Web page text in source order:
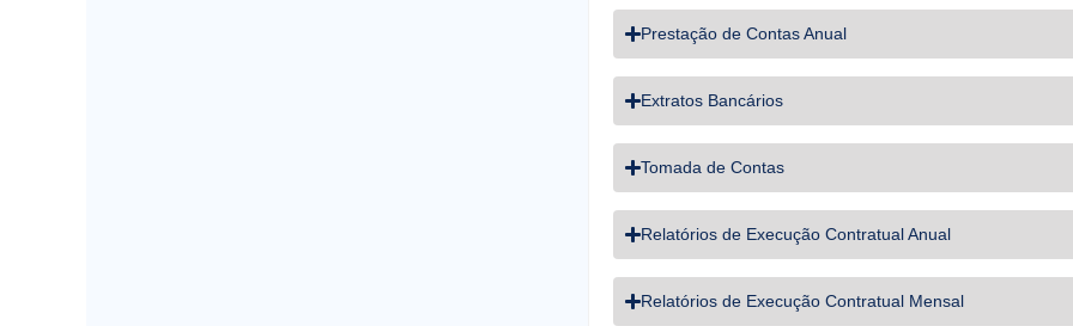
Prestação de Contas Anual
Extratos Bancários
Tomada de Contas
Relatórios de Execução Contratual Anual
Relatórios de Execução Contratual Mensal